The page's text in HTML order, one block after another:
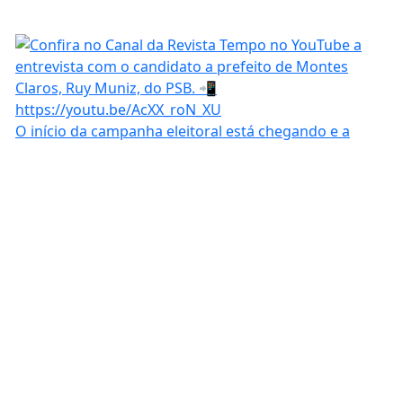
O início da campanha eleitoral está chegando e a